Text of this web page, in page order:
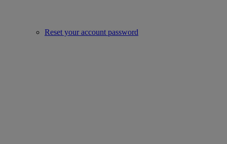
Reset your account password